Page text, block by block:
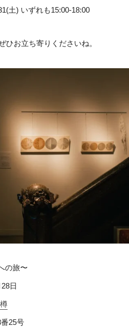
土) いずれも15:00-18:00
ひお立ち寄りくださいね。
の旅〜
日
25号